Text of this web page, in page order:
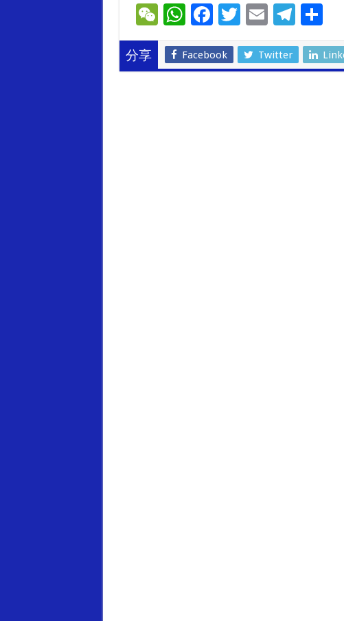
W
e
C
h
W
at
sA
F
e
b
T
tt
er
E
ai
l
T
e
gr
S
ar
e
分享 Facebook Twitter